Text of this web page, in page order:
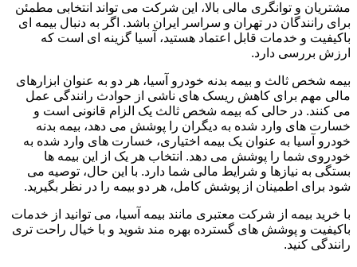
مشتریان و توانگری مالی بالا، این شرکت می تواند انتخابی مطمئن
برای رانندگان در تهران و سراسر ایران باشد. اگر به دنبال بیمه ای
باکیفیت و خدمات قابل اعتماد هستید، آسیا گزینه ای است که
ارزش بررسی دارد.
بیمه شخص ثالث و بیمه بدنه خودرو آسیا، هر دو به عنوان ابزارهای
مالی مهم برای کاهش ریسک های ناشی از حوادث رانندگی عمل
می کنند. در حالی که بیمه شخص ثالث یک الزام قانونی است و
خسارت های وارد شده به دیگران را پوشش می دهد، بیمه بدنه
خودرو آسیا به عنوان یک بیمه اختیاری، خسارت های وارد شده به
خودروی شما را پوشش می دهد. انتخاب هر یک از این بیمه ها
بستگی به نیازها و شرایط مالی شما دارد. با این حال، توصیه می
شود برای اطمینان از پوشش کامل، هر دو بیمه را در نظر بگیرید.
با خرید بیمه از شرکت معتبری مانند بیمه آسیا، می توانید از خدمات
باکیفیت و پوشش های گسترده بهره مند شوید و با خیال راحت تری
رانندگی کنید.